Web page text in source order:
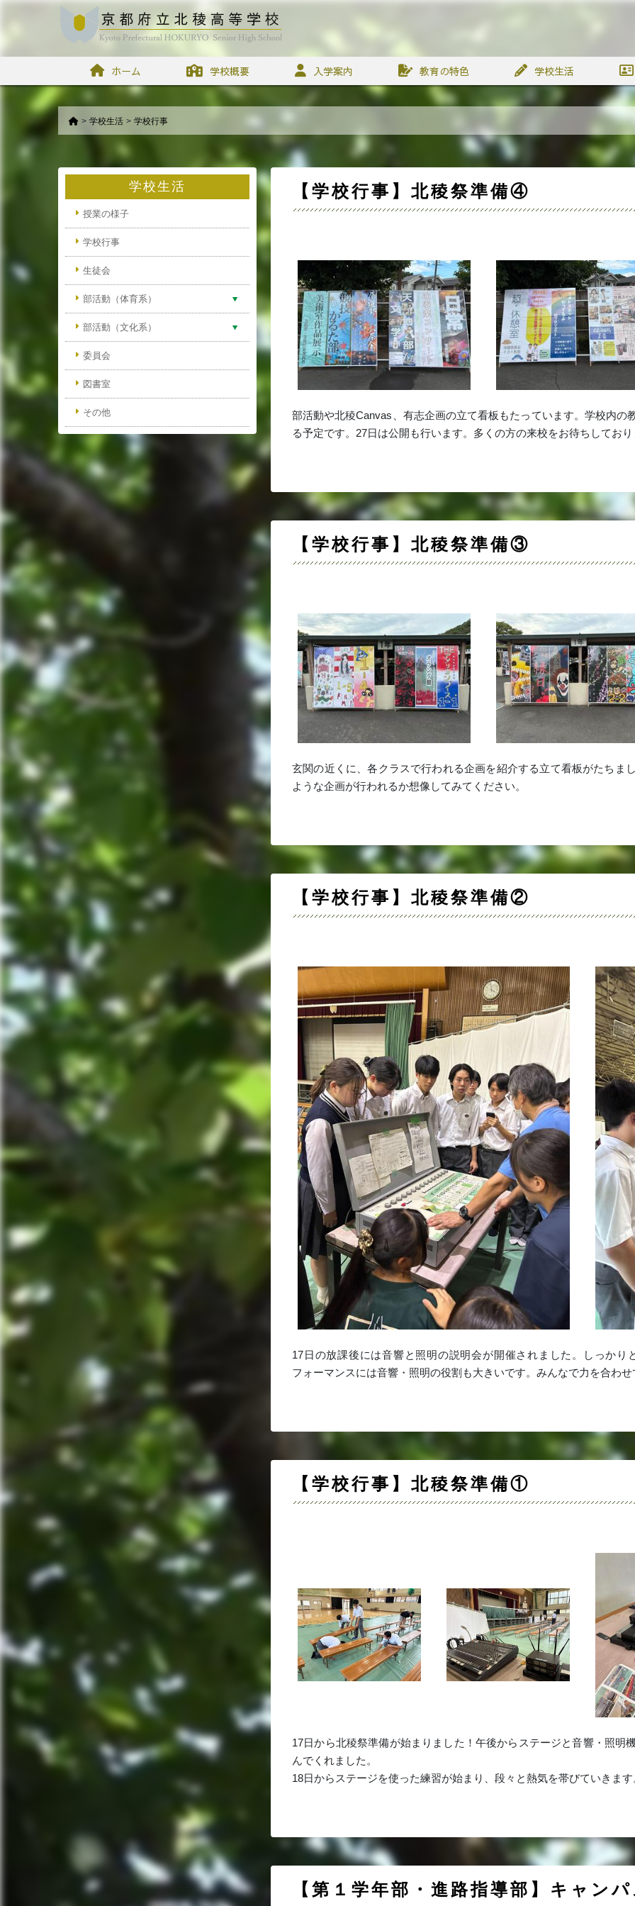
ホーム 学校概要 入学案内 教育の特色 学校生活
> 学校生活 > 学校行事
学校生活
授業の様子
学校行事
生徒会
部活動（体育系）
部活動（文化系）
委員会
図書室
その他
【学校行事】北稜祭準備④
部活動や北稜Canvas、有志企画の立て看板もたっています。学校内
る予定です。27日は公開も行います。多くの方の来校をお待ちしてお
【学校行事】北稜祭準備③
玄関の近くに、各クラスで行われる企画を紹介する立て看板がたちま
ような企画が行われるか想像してみてください。
【学校行事】北稜祭準備②
17日の放課後には音響と照明の説明会が開催されました。しっか
フォーマンスには音響・照明の役割も大きいです。みんなで力を合わ
【学校行事】北稜祭準備①
17日から北稜祭準備が始まりました！午後からステージと音響・照明
んでくれました。
18日からステージを使った練習が始まり、段々と熱気を帯びていきます
【第１学年部・進路指導部】キャン